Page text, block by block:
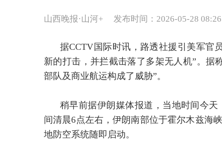
山西晚报·山河+ 发布时间：2026-05-28
据CCTV国际时讯，路透社援引美军官
新的打击，并拦截击落了多架无人机”。据
部队及商业航运构成了威胁”。
稍早前据伊朗媒体报道，当地时间今
间清晨6点左右，伊朗南部位于霍尔木兹海
地防空系统随即启动。